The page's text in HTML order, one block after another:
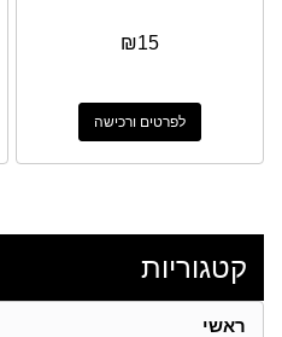
₪15
לפרטים ורכישה
קטגוריות
ראשי